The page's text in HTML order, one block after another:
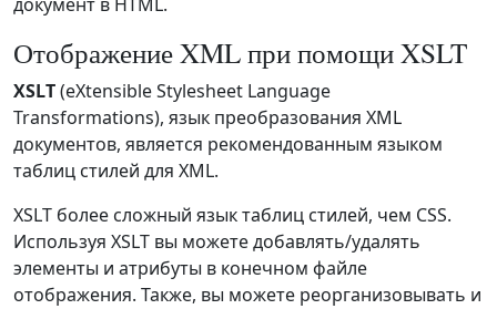
Отображение XML при помощи XSLT
XSLT(eXtensible Stylesheet Language
Transformations), язык преобразования XML
документов, является рекомендованным языком
таблиц стилей для XML.
XSLT более сложный язык таблиц стилей, чем CSS.
Используя XSLT вы можете добавлять/удалять
элементы и атрибуты в конечном файле
отображения. Также, вы можете реорганизовывать и